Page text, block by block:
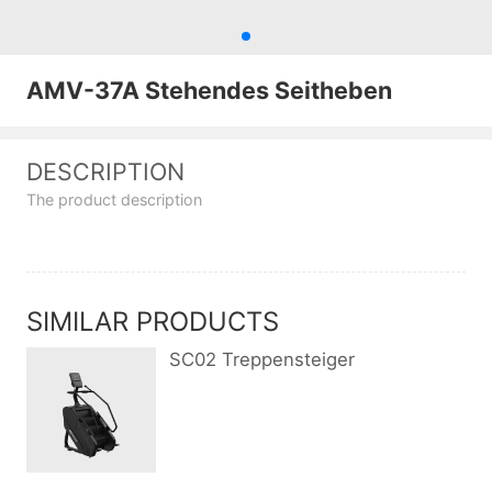
AMV-37A Stehendes Seitheben
DESCRIPTION
The product description
SIMILAR PRODUCTS
SC02 Treppensteiger